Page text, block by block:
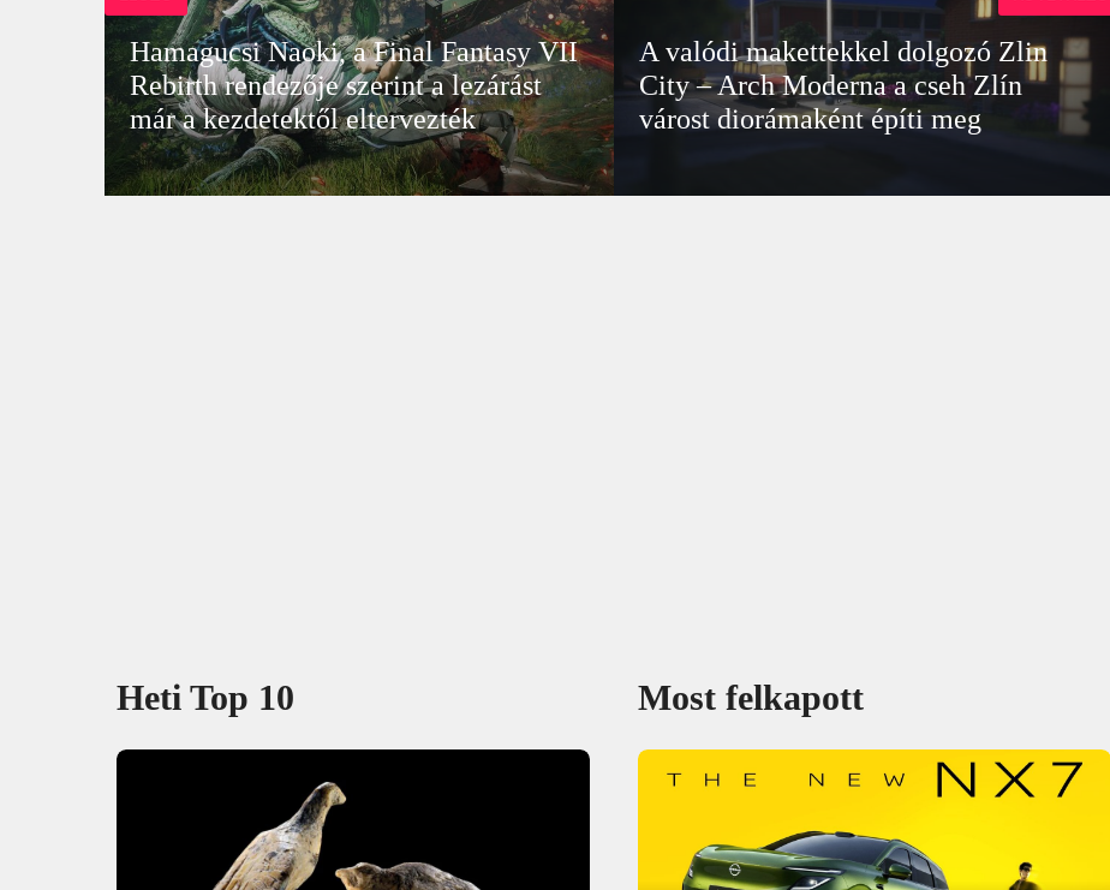
Hamagucsi Naoki, a Final Fantasy VII
Rebirth rendezője szerint a lezárást
már a kezdetektől eltervezték
A valódi makettekkel dolgozó Zlin
City – Arch Moderna a cseh Zlín
várost diorámaként építi meg
Heti Top 10 Most felkapott